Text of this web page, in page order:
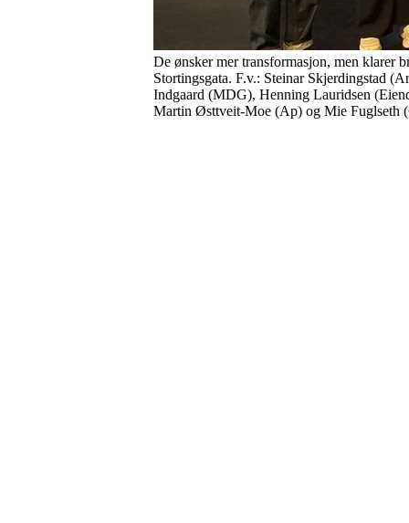
De ønsker mer transformasjon, men klarer
Stortingsgata. F.v.: Steinar Skjerdingstad
Indgaard (MDG), Henning Lauridsen
Martin Østtveit-Moe (Ap) og Mie Fuglseth